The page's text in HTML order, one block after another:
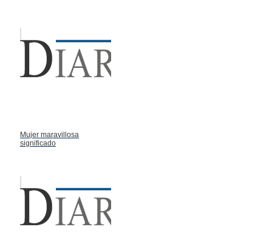
Mujer maravillosa
significado